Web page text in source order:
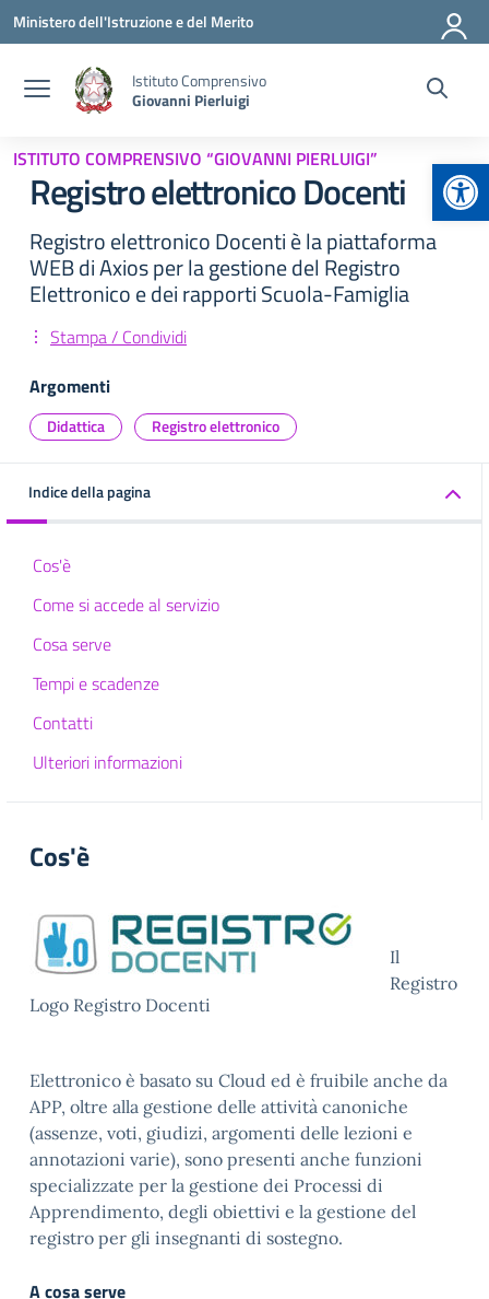
Vai ai contenuti
Vai al menu di navigazione
Vai al footer
Ministero dell'Istruzione e del Merito
Istituto Comprensivo
Giovanni Pierluigi
ISTITUTO COMPRENSIVO “GIOVANNI PIERLUIGI”
Registro elettronico Docenti
Registro elettronico Docenti è la piattaforma
WEB di Axios per la gestione del Registro
Elettronico e dei rapporti Scuola-Famiglia
Stampa / Condividi
Argomenti
Didattica Registro elettronico
Indice della pagina
Cos'è
Come si accede al servizio
Cosa serve
Tempi e scadenze
Contatti
Ulteriori informazioni
Cos'è
Logo Registro Docenti
Il
Registro
Elettronico è basato su Cloud ed è fruibile anche da
APP, oltre alla gestione delle attività canoniche
(assenze, voti, giudizi, argomenti delle lezioni e
annotazioni varie), sono presenti anche funzioni
specializzate per la gestione dei Processi di
Apprendimento, degli obiettivi e la gestione del
registro per gli insegnanti di sostegno.
A cosa serve